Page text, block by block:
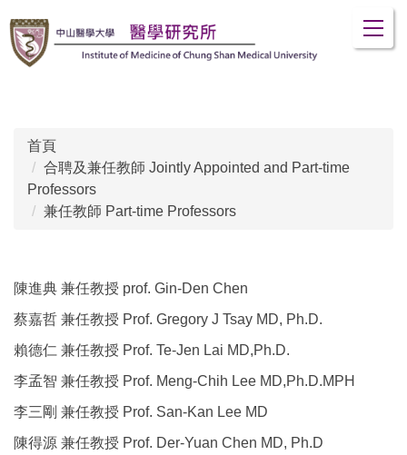
到
主
首頁
合聘及兼任教師 Jointly Appointed and Part-time
Professors
兼任教師 Part-time Professors
陳進典 兼任教授 prof. Gin-Den Chen
蔡嘉哲 兼任教授 Prof. Gregory J Tsay MD, Ph.D.
賴德仁 兼任教授 Prof. Te-Jen Lai MD,Ph.D.
李孟智 兼任教授 Prof. Meng-Chih Lee MD,Ph.D.MPH
李三剛 兼任教授 Prof. San-Kan Lee MD
陳得源 兼任教授 Prof. Der-Yuan Chen MD, Ph.D